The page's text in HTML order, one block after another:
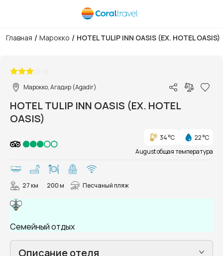
Главная / Марокко / HOTEL TULIP INN OASIS (EX. HOTEL OASIS)
Марокко, Агадир (Agadir)
HOTEL TULIP INN OASIS (EX. HOTEL
OASIS)
34 °C
22 °C
August общая температура
27 км 200 м Песчаный пляж
Семейный отдых
Описание отеля